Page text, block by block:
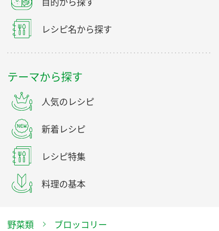
レシピ名から探す
テーマから探す
人気のレシピ
新着レシピ
レシピ特集
料理の基本
野菜類 ブロッコリー